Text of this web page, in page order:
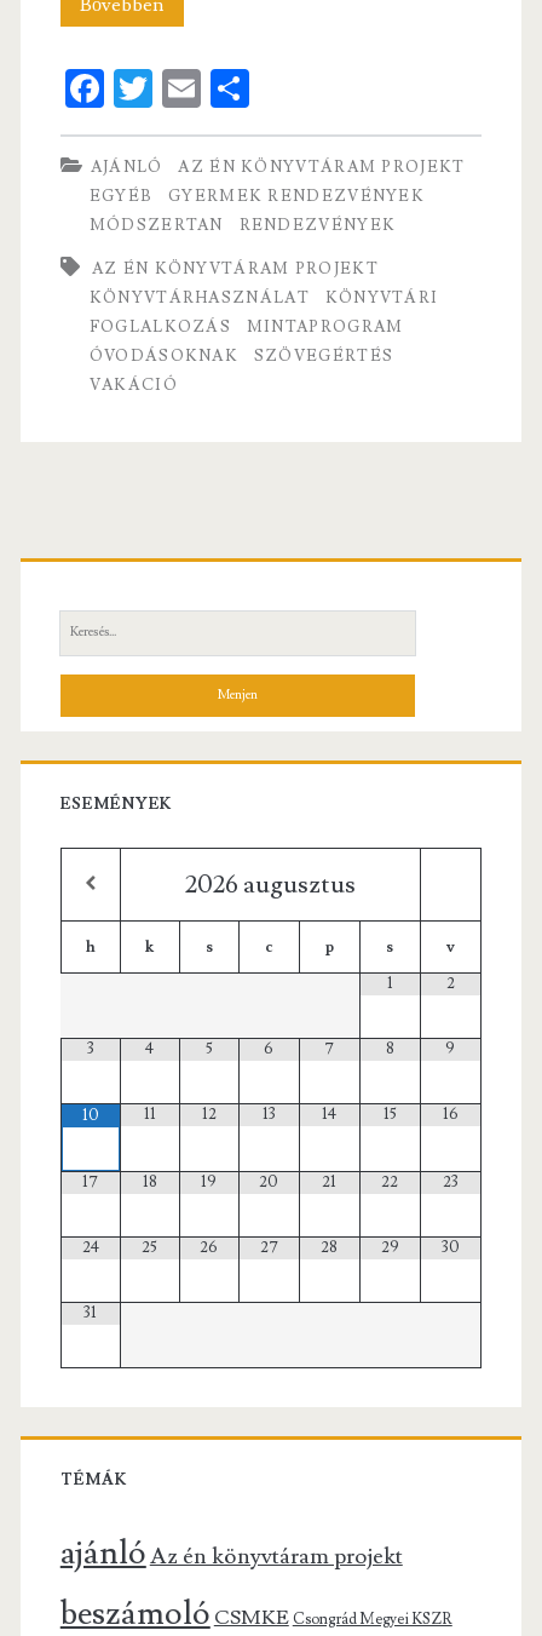
Bővebben
könyvtári
foglalkozás
ovisoknak
Fa
ce
b
o
o
k
T
w
itt
er
E
m
ai
l
S
ha
re
AJÁNLÓ
AZ ÉN KÖNYVTÁRAM PROJEKT
EGYÉB
GYERMEK RENDEZVÉNYEK
MÓDSZERTAN
RENDEZVÉNYEK
AZ ÉN KÖNYVTÁRAM PROJEKT
KÖNYVTÁRHASZNÁLAT
KÖNYVTÁRI
FOGLALKOZÁS
MINTAPROGRAM
ÓVODÁSOKNAK
SZÖVEGÉRTÉS
VAKÁCIÓ
Elsődleges
oldalsáv
Keresés:
ESEMÉNYEK
2026 augusztus
h k s c p s
v
1
2
3 4 5 6 7 8 9
10 11 12 13 14 15 16
17 18 19 20 21 22 23
24 25 26 27 28 29 30
31
TÉMÁK
ajánlóAz én könyvtáram projekt
beszámoló CSMKE Csongrád Megyei KSZR